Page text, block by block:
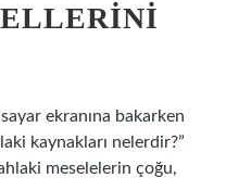
ekranına bakarken
kaynakları nelerdir?”
meselelerin çoğu,